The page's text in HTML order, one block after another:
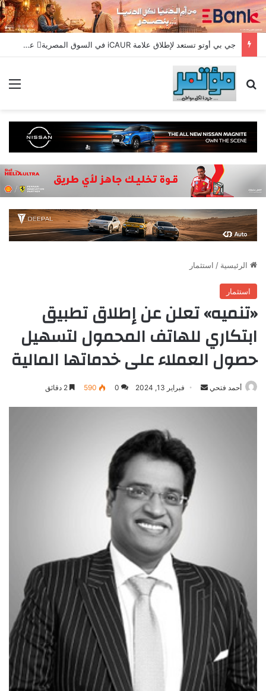
جي بي أوتو تستعد لإطلاق علامة iCAUR في السوق المصرية علامة عالمية جديدة لسيارات الطاقة الجديدة تجمع بين التكنولوجيا الذكية والتصميم الجريء وروح المغامر
بحث عن
الرئيسية / استثمار
استثمار
«تنميه» تعلن عن إطلاق تطبيق
ابتكاري للهاتف المحمول لتسهيل
حصول العملاء على خدماتها المالية
أحمد فتحي
أرسل فبراير 13, 2024 0
590